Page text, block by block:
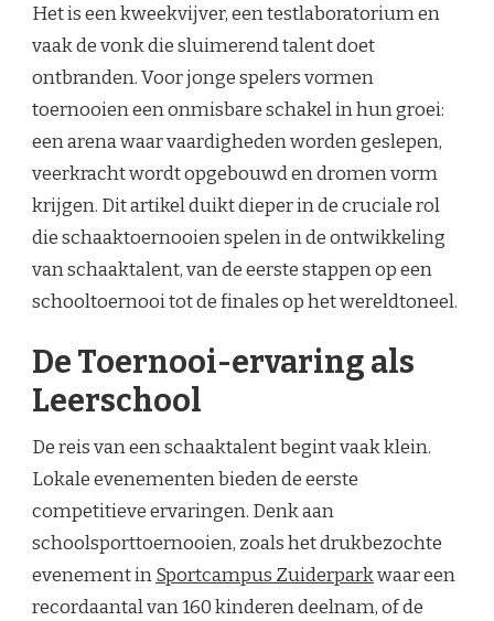
Het is een kweekvijver, een testlaboratorium en
vaak de vonk die sluimerend talent doet
ontbranden. Voor jonge spelers vormen
toernooien een onmisbare schakel in hun groei:
een arena waar vaardigheden worden geslepen,
veerkracht wordt opgebouwd en dromen vorm
krijgen. Dit artikel duikt dieper in de cruciale rol
die schaaktoernooien spelen in de ontwikkeling
van schaaktalent, van de eerste stappen op een
schooltoernooi tot de finales op het wereldtoneel.
De Toernooi-ervaring als
Leerschool
De reis van een schaaktalent begint vaak klein.
Lokale evenementen bieden de eerste
competitieve ervaringen. Denk aan
schoolsporttoernooien, zoals het drukbezochte
evenement inSportcampus Zuiderparkwaar een
recordaantal van 160 kinderen deelnam, of de